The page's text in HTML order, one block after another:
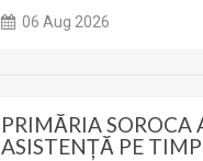
06 Aug 2026
PRIMĂRIA SOROCA
ASISTENȚĂ PE